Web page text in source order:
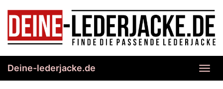
content
Deine-lederjacke.de